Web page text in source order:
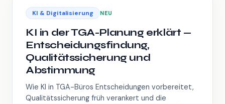
KI & Digitalisierung NEU
KI in der TGA-Planung erklärt —
Entscheidungsfindung,
Qualitätssicherung und
Abstimmung
Wie KI in TGA-Büros Entscheidungen vorbereitet,
Qualitätssicherung früh verankert und die